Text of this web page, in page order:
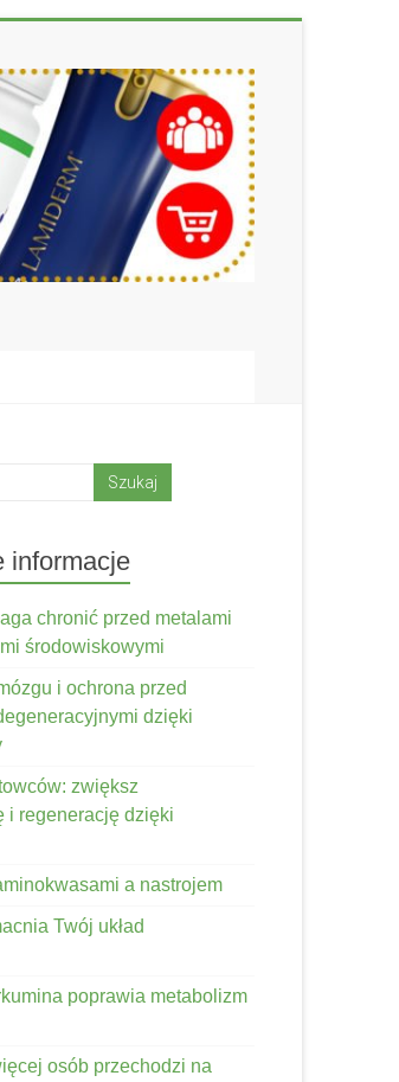
informacje
chronić przed metalami
środowiskowymi
i ochrona przed
dzięki
zwiększ
i regenerację dzięki
a nastrojem
Twój układ
poprawia metabolizm
osób przechodzi na